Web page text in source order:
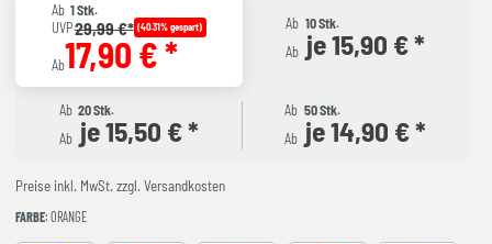
Ab 1 Stk.
UVP29,99 €* (40.31% gespart)
Ab17,90 € *
Ab 10 Stk.
Ab je 15,90 € *
Ab 20 Stk.
Ab je 15,50 € *
Ab 50 Stk.
Ab je 14,90 € *
Preise inkl. MwSt. zzgl. Versandkosten
FARBE: ORANGE